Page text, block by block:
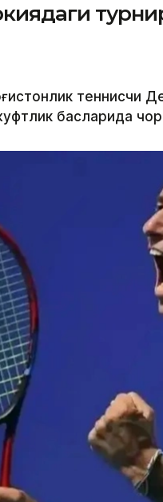
теннисчи
баҳсларида